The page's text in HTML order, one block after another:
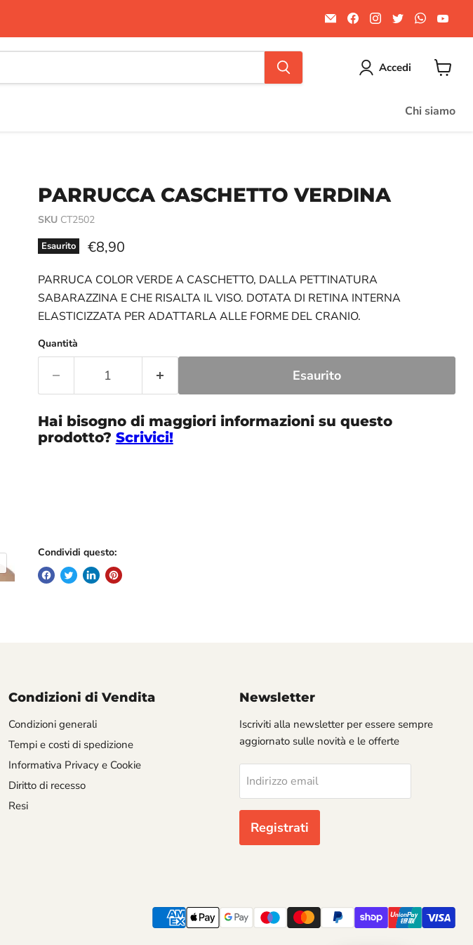
Email
Divertilandia.it
Trovaci
su
Facebook
Trovaci
su
Instagram
Trovaci
su
Twitter
Trovaci
su
Accedi
carrello
Chi siamo
PARRUCCA CASCHETTO VERDINA
SKU CT2502
Esaurito Prezzo attuale
€8,90
PARRUCA COLOR VERDE A CASCHETTO, DALLA PETTINATURA
SABARAZZINA E CHE RISALTA IL VISO. DOTATA DI RETINA INTERNA
ELASTICIZZATA PER ADATTARLA ALLE FORME DEL CRANIO.
Quantità
Esaurito
Hai bisogno di maggiori informazioni su questo
prodotto? Scrivici!
Condividi questo:
Condizioni di Vendita
Condizioni generali
Tempi e costi di spedizione
Informativa Privacy e Cookie
Diritto di recesso
Resi
Newsletter
Iscriviti alla newsletter per essere sempre
aggiornato sulle novità e le offerte
Indirizzo email
Registrati